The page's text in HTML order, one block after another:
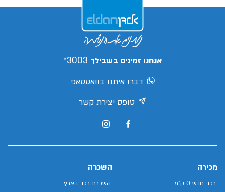
אנחנו זמינים בשבילך 3003*
דברו איתנו בוואטסאפ
טופס יצירת קשר
מכירה
רכב חדש 0 ק"מ
השכרה
השכרת רכב בארץ